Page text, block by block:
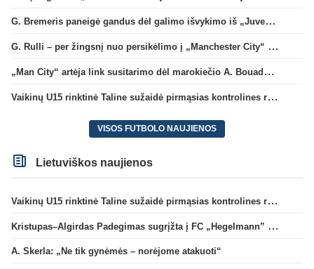
G. Bremeris paneigė gandus dėl galimo išvykimo iš „Juventus“ klubo
G. Rulli – per žingsnį nuo persikėlimo į „Manchester City“ klubą
„Man City“ artėja link susitarimo dėl marokiečio A. Bouaddi persikėlimo
Vaikinų U15 rinktinė Taline sužaidė pirmąsias kontrolines rungtynes
VISOS FUTBOLO NAUJIENOS
Lietuviškos naujienos
Vaikinų U15 rinktinė Taline sužaidė pirmąsias kontrolines rungtynes
Kristupas–Algirdas Padegimas sugrįžta į FC „Hegelmann” B sudėtį
A. Skerla: „Ne tik gynėmės – norėjome atakuoti“